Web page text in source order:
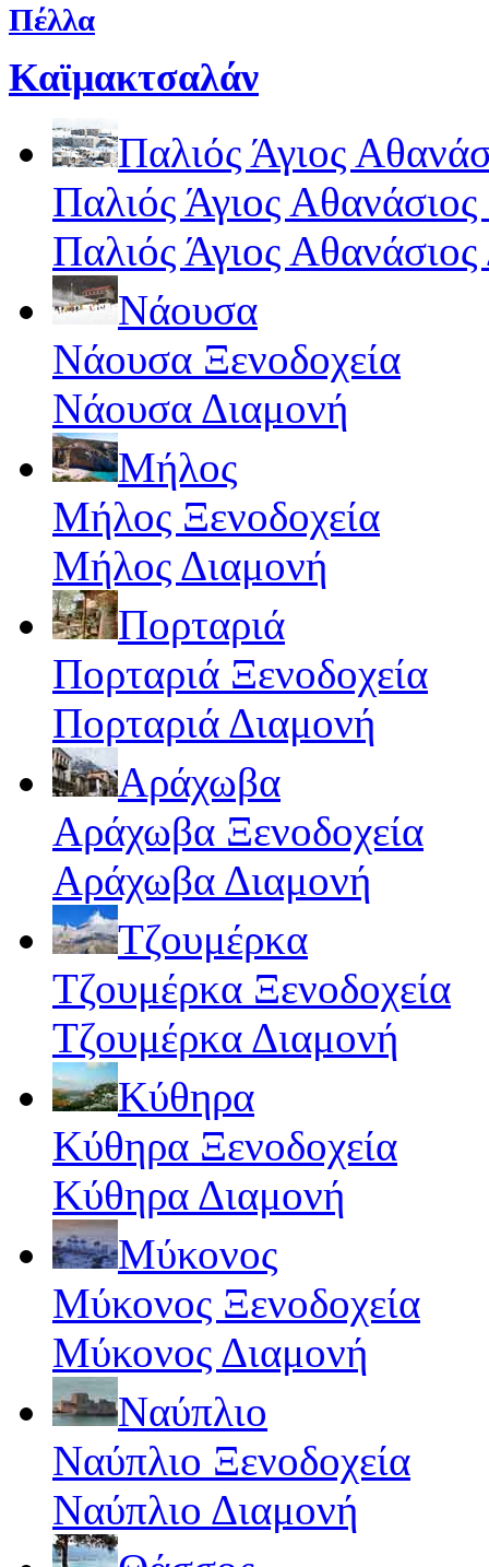
Πέλλα
Καϊμακτσαλάν
Παλιός Άγιος
Παλιός Άγιος Αθανάσιος
Παλιός Άγιος
Νάουσα
Νάουσα Ξενοδοχεία
Νάουσα Διαμονή
Μήλος
Μήλος Ξενοδοχεία
Μήλος Διαμονή
Πορταριά
Πορταριά Ξενοδοχεία
Πορταριά Διαμονή
Αράχωβα
Αράχωβα Ξενοδοχεία
Αράχωβα Διαμονή
Τζουμέρκα
Τζουμέρκα Ξενοδοχεία
Τζουμέρκα Διαμονή
Κύθηρα
Κύθηρα Ξενοδοχεία
Κύθηρα Διαμονή
Μύκονος
Μύκονος Ξενοδοχεία
Μύκονος Διαμονή
Ναύπλιο
Ναύπλιο Ξενοδοχεία
Ναύπλιο Διαμονή